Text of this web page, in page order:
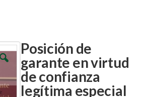
Posición de
garante en virtud
de confianza
legítima especial